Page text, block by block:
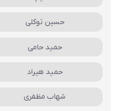
حسین توکلی
حمید حامی
حمید هیراد
شهاب مظفری